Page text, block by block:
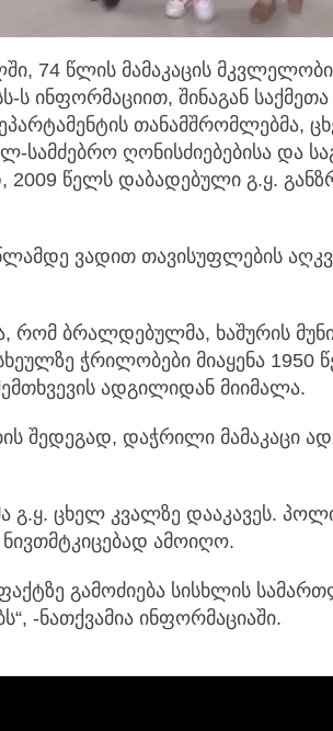
74 წლის მამაკაცის
ს ინფორმაციით, შინაგან
თანამშრომლებმა,
სამძებრო ღონისძიებებისა და
2009 წელს დაბადებული გ.ყ.
ვადით თავისუფლების
რომ ბრალდებულმა, ხაშურის
ჭრილობები მიაყენა
ადგილიდან მიიმალა.
შედეგად, დაჭრილი მამაკაცი
გ.ყ. ცხელ კვალზე დააკავეს.
ამოიღო.
გამოძიება სისხლის
-ნათქვამია ინფორმაციაში.